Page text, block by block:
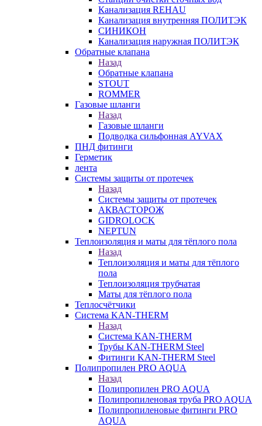
Канализация REHAU
Канализация внутренняя ПОЛИТЭК
СИНИКОН
Канализация наружная ПОЛИТЭК
Обратные клапана
Назад
Обратные клапана
STOUT
ROMMER
Газовые шланги
Назад
Газовые шланги
Подводка сильфонная AYVAX
ПНД фитинги
Герметик
лента
Системы защиты от протечек
Назад
Системы защиты от протечек
АКВАСТОРОЖ
GIDROLOCK
NEPTUN
Теплоизоляция и маты для тёплого пола
Назад
Теплоизоляция и маты для тёплого
пола
Теплоизоляция трубчатая
Маты для тёплого пола
Теплосчётчики
Система KAN-THERM
Назад
Система KAN-THERM
Трубы KAN-THERM Steel
Фитинги KAN-THERM Steel
Полипропилен PRO AQUA
Назад
Полипропилен PRO AQUA
Полипропиленовая труба PRO AQUA
Полипропиленовые фитинги PRO
AQUA